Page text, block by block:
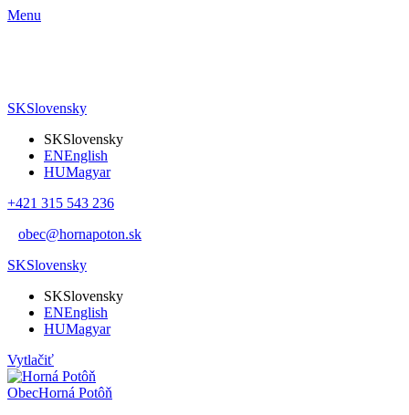
Menu
SKSlovensky
SKSlovensky
ENEnglish
HUMagyar
+421 315 543 236
obec@hornapoton.sk
SKSlovensky
SKSlovensky
ENEnglish
HUMagyar
Vytlačiť
ObecHorná Potôň